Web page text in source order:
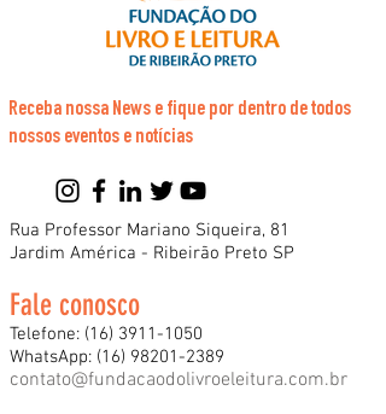
Receba nossa News e fique por dentro de todos
nossos eventos e notícias
Rua Professor Mariano Siqueira, 81
Jardim América - Ribeirão Preto SP
Fale conosco
Telefone: (16) 3911-1050
WhatsApp: (16) 98201-2389
contato@fundacaodolivroeleitura.com.br